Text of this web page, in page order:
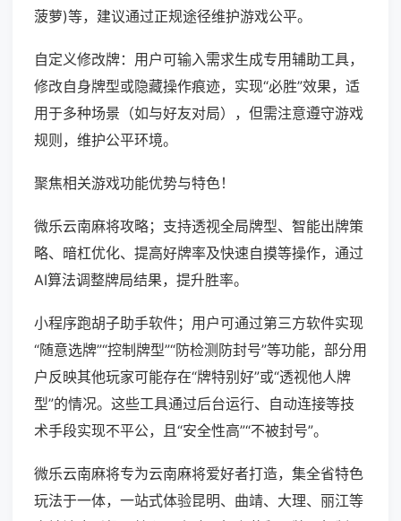
菠萝)等，建议通过正规途径维护游戏公平。
自定义修改牌：用户可输入需求生成专用辅助工具，
修改自身牌型或隐藏操作痕迹，实现“必胜”效果，适
用于多种场景（如与好友对局），但需注意遵守游戏
规则，维护公平环境。
聚焦相关游戏功能优势与特色！
微乐云南麻将攻略；支持透视全局牌型、智能出牌策
略、暗杠优化、提高好牌率及快速自摸等操作，通过
AI算法调整牌局结果，提升胜率。
小程序跑胡子助手软件；用户可通过第三方软件实现
“随意选牌”“控制牌型”“防检测防封号”等功能，部分用
户反映其他玩家可能存在“牌特别好”或“透视他人牌
型”的情况。这些工具通过后台运行、自动连接等技
术手段实现不平公，且“安全性高”“不被封号”。
微乐云南麻将专为云南麻将爱好者打造，集全省特色
玩法于一体，一站式体验昆明、曲靖、大理、丽江等